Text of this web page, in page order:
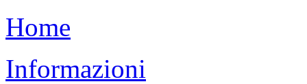
Home
Informazioni